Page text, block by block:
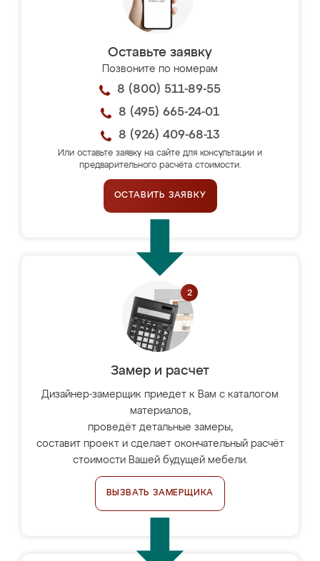
Оставьте заявку
Позвоните по номерам
8 (800) 511-89-55
8 (495) 665-24-01
8 (926) 409-68-13
Или оставьте заявку на сайте для консультации и
предварительного расчёта стоимости.
ОСТАВИТЬ ЗАЯВКУ
Замер и расчет
Дизайнер-замерщик приедет к Вам с каталогом
материалов,
проведёт детальные замеры,
составит проект и сделает окончательный расчёт
стоимости Вашей будущей мебели.
ВЫЗВАТЬ ЗАМЕРЩИКА